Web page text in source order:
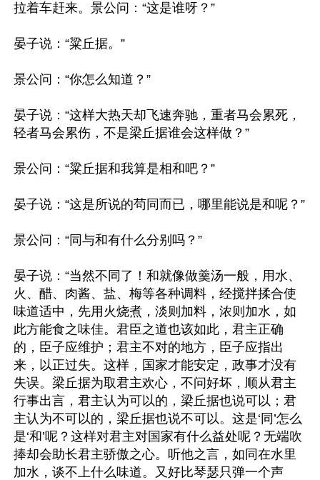
拉着车赶来。景公问：“这是谁呀？”
晏子说：“粱丘据。”
景公问：“你怎么知道？”
晏子说：“这样大热天却飞速奔驰，重者马会累死，
轻者马会累伤，不是梁丘据谁会这样做？”
景公问：“粱丘据和我算是相和吧？”
晏子说：“这是所说的茍同而已，哪里能说是和呢？”
景公问：“同与和有什么分别吗？”
晏子说：“当然不同了！和就像做羹汤一般，用水、
火、醋、肉酱、盐、梅等各种调料，经搅拌揉合使
味道适中，先用火烧煮，淡则加料，浓则加水，如
此方能食之味佳。君臣之道也该如此，君主正确
的，臣子应维护；君主不对的地方，臣子应指出
来，以正过失。这样，国家才能安定，政事才没有
失误。梁丘据为取君主欢心，不问好坏，顺从君主
行事出言，君主认为可以的，梁丘据也说可以；君
主认为不可以的，梁丘据也说不可以。这是‘同’怎么
是‘和’呢？这样对君主对国家有什么益处呢？无端吹
捧却会助长君主骄傲之心。听他之言，如同在水里
加水，谈不上什么味道。又好比琴瑟只弹一个声